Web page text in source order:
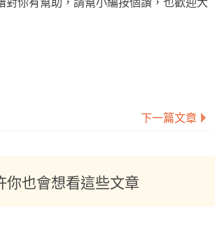
下一篇文章
你也會想看這些文章